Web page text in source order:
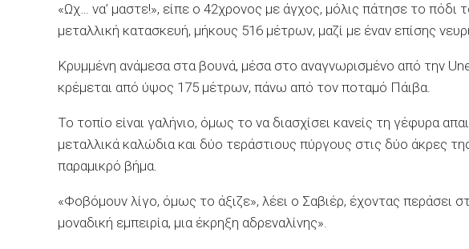
«Ωχ… να’ μαστε!», είπε ο 42χρονος με άγχος, μόλις πάτησε το πόδι
μεταλλική κατασκευή, μήκους 516 μέτρων, μαζί με έναν επίσης
Κρυμμένη ανάμεσα στα βουνά, μέσα στο αναγνωρισμένο από την
κρέμεται από ύψος 175 μέτρων, πάνω από τον ποταμό Πάιβα.
Το τοπίο είναι γαλήνιο, όμως το να διασχίσει κανείς τη γέφυρα
μεταλλικά καλώδια και δύο τεράστιους πύργους στις δύο άκρες
παραμικρό βήμα.
«Φοβόμουν λίγο, όμως το άξιζε», λέει ο Σαβιέρ, έχοντας περάσει
μοναδική εμπειρία, μια έκρηξη αδρεναλίνης».